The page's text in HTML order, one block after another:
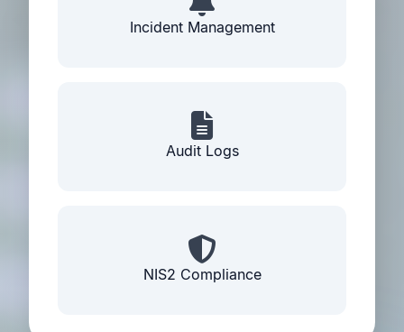
Incident Management
Audit Logs
NIS2 Compliance